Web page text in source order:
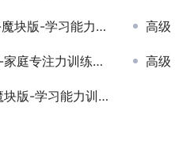
能力训练方案-家庭版 高级
专注力训练方案 高级
学习能力训练中心